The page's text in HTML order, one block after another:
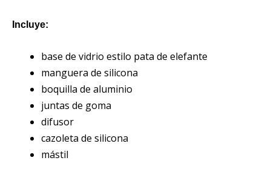
Incluye:
base de vidrio estilo pata de elefante
manguera de silicona
boquilla de aluminio
juntas de goma
difusor
cazoleta de silicona
mástil